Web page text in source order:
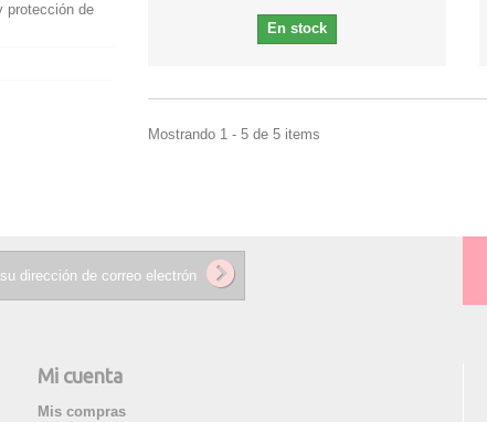
protección de
En stock
Mostrando 1 - 5 de 5 items
Mi cuenta
Mis compras